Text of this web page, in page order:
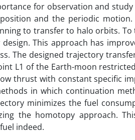
for observation and
and the periodic
to transfer to halo orbits.
This approach has
The designed trajectory
L1 of the Earth-moon
thrust with constant specific
in which continuation
minimizes the fuel
the homotopy approach.
indeed.